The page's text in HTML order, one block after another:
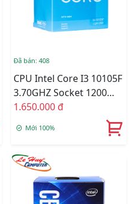
Đã bán: 408
CPU Intel Core I3 10105F
3.70GHZ Socket 1200
Tray
1.650.000 đ
Mới 100%